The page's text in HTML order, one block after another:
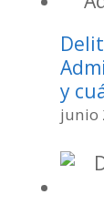
y
junio